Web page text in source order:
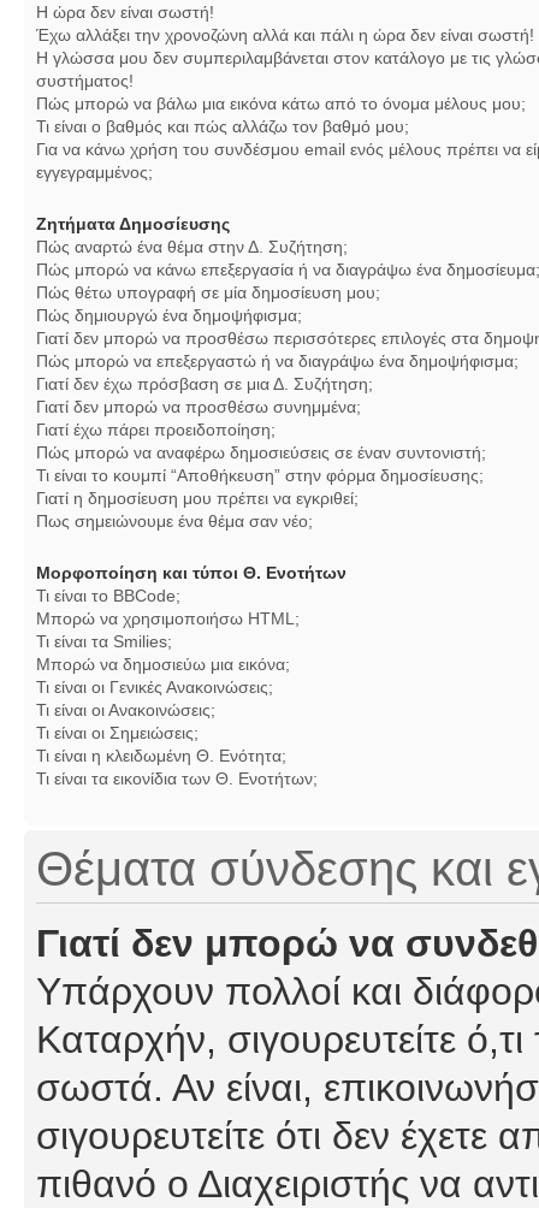
Η ώρα δεν είναι σωστή!
Έχω αλλάξει την χρονοζώνη αλλά και πάλι η ώρα δεν είναι σωστή!
Η γλώσσα μου δεν συμπεριλαμβάνεται στον κατάλογο με τις
συστήματος!
Πώς μπορώ να βάλω μια εικόνα κάτω από το όνομα μέλους μου;
Τι είναι ο βαθμός και πώς αλλάζω τον βαθμό μου;
Για να κάνω χρήση του συνδέσμου email ενός μέλους πρέπει να
εγγεγραμμένος;
Ζητήματα Δημοσίευσης
Πώς αναρτώ ένα θέμα στην Δ. Συζήτηση;
Πώς μπορώ να κάνω επεξεργασία ή να διαγράψω ένα δημοσίευμα;
Πώς θέτω υπογραφή σε μία δημοσίευση μου;
Πώς δημιουργώ ένα δημοψήφισμα;
Γιατί δεν μπορώ να προσθέσω περισσότερες επιλογές στα
Πώς μπορώ να επεξεργαστώ ή να διαγράψω ένα δημοψήφισμα;
Γιατί δεν έχω πρόσβαση σε μια Δ. Συζήτηση;
Γιατί δεν μπορώ να προσθέσω συνημμένα;
Γιατί έχω πάρει προειδοποίηση;
Πώς μπορώ να αναφέρω δημοσιεύσεις σε έναν συντονιστή;
Τι είναι το κουμπί “Αποθήκευση” στην φόρμα δημοσίευσης;
Γιατί η δημοσίευση μου πρέπει να εγκριθεί;
Πως σημειώνουμε ένα θέμα σαν νέο;
Μορφοποίηση και τύποι Θ. Ενοτήτων
Τι είναι το BBCode;
Μπορώ να χρησιμοποιήσω HTML;
Τι είναι τα Smilies;
Μπορώ να δημοσιεύω μια εικόνα;
Τι είναι οι Γενικές Ανακοινώσεις;
Τι είναι οι Ανακοινώσεις;
Τι είναι οι Σημειώσεις;
Τι είναι η κλειδωμένη Θ. Ενότητα;
Τι είναι τα εικονίδια των Θ. Ενοτήτων;
Θέματα σύνδεσης και
Γιατί δεν μπορώ να
Υπάρχουν πολλοί και
Καταρχήν, σιγουρευτείτε
σωστά. Αν είναι,
σιγουρευτείτε ότι δεν έχετε
πιθανό ο Διαχειριστής να